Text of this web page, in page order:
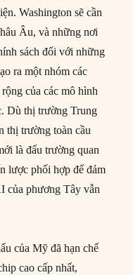
Washington sẽ cần
Âu, và những nơi
sách đối với những
ra một nhóm các
của các mô hình
Dù thị trường Trung
thị trường toàn cầu
là đấu trường quan
lược phối hợp để đảm
của phương Tây vẫn
của Mỹ đã hạn chế
cao cấp nhất,